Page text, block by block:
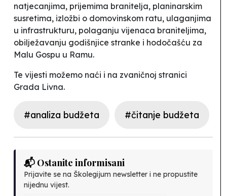
natjecanjima, prijemima branitelja, planinarskim
susretima, izložbi o domovinskom ratu, ulaganjima
u infrastrukturu, polaganju vijenaca braniteljima,
obilježavanju godišnjice stranke i hodočašću za
Malu Gospu u Ramu.
Te vijesti možemo naći i na zvaničnoj stranici
Grada Livna.
#analiza budžeta #čitanje budžeta
📬 Ostanite informisani
Prijavite se na Školegijum newsletter i ne propustite
nijednu vijest.